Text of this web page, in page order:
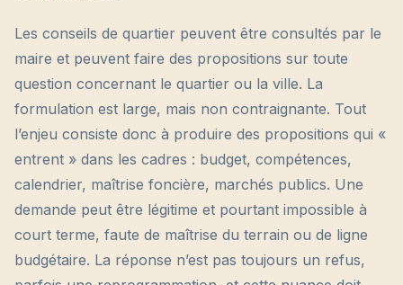
Les conseils de quartier peuvent être consultés par le
maire et peuvent faire des propositions sur toute
question concernant le quartier ou la ville. La
formulation est large, mais non contraignante. Tout
l’enjeu consiste donc à produire des propositions qui «
entrent » dans les cadres : budget, compétences,
calendrier, maîtrise foncière, marchés publics. Une
demande peut être légitime et pourtant impossible à
court terme, faute de maîtrise du terrain ou de ligne
budgétaire. La réponse n’est pas toujours un refus,